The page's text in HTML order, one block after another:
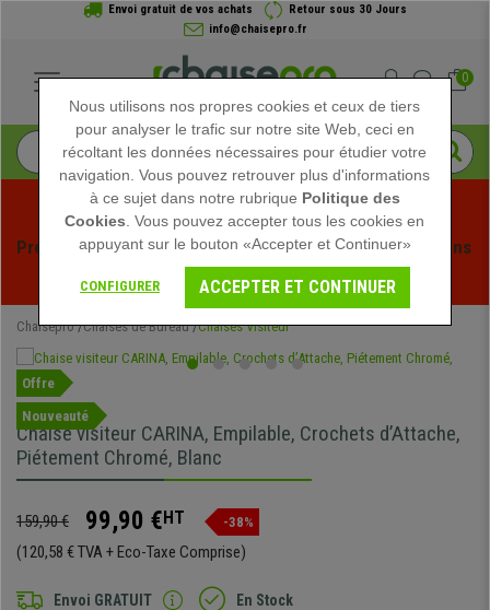
Envoi gratuit de vos achats
Retour sous 30 Jours
info@chaisepro.fr
0
Profitez des soldes d'été chez Chaisepro ! Des réductions
exclusives pour une durée limitée - Voir l'offre
Chaisepro Chaises de Bureau Chaises Visiteur
Offre
Nouveauté
Chaise visiteur CARINA, Empilable, Crochets d’Attache,
Piétement Chromé, Blanc
159,90 € 99,90 €HT -38%
(120,58 € TVA + Eco-Taxe Comprise)
Envoi GRATUIT En Stock
Nous utilisons nos propres cookies et ceux de tiers
pour analyser le trafic sur notre site Web, ceci en
récoltant les données nécessaires pour étudier votre
navigation. Vous pouvez retrouver plus d'informations
à ce sujet dans notre rubrique Politique des
Cookies . Vous pouvez accepter tous les cookies en
appuyant sur le bouton «Accepter et Continuer»
CONFIGURER ACCEPTER ET CONTINUER